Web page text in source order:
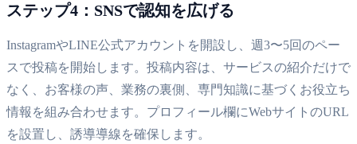
ステップ4：SNSで認知を広げる
InstagramやLINE公式アカウントを開設し、週3〜5回のペー
スで投稿を開始します。投稿内容は、サービスの紹介だけで
なく、お客様の声、業務の裏側、専門知識に基づくお役立ち
情報を組み合わせます。プロフィール欄にWebサイトのURL
を設置し、誘導導線を確保します。